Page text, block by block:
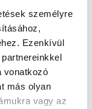
személyre
Ezenkívül
vonatkozó
más olyan
vagy az